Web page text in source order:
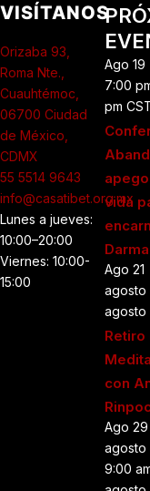
VISÍTANOS
Orizaba 93,
Roma Nte.,
Cuauhtémoc,
06700 Ciudad
de México,
CDMX
55 5514 9643
info@casatibet.org.mx
Lunes a jueves:
10:00–20:00
Viernes: 10:00-
15:00
Ago 19
7:00
pm
vida
Darma
Ago 21
agosto
agosto
Retiro
con
Ago 29
agosto
9:00